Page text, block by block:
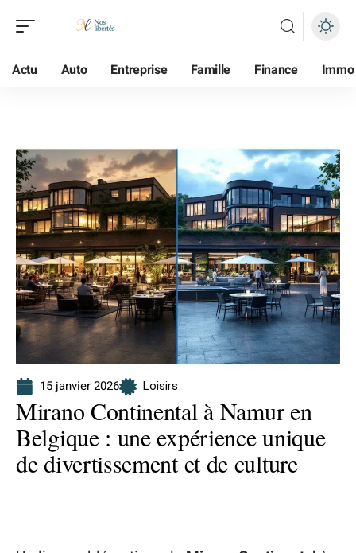
Actu Auto Entreprise Famille Finance Immo
15 janvier 2026 Loisirs
Mirano Continental à Namur en
Belgique : une expérience unique
de divertissement et de culture